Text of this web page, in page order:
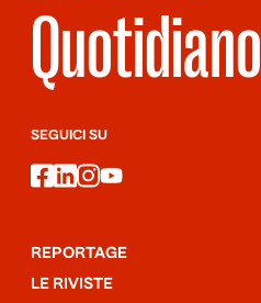
Quotidiano
SEGUICI SU
facebook
linkedin
instagram
youtube
REPORTAGE
LE RIVISTE